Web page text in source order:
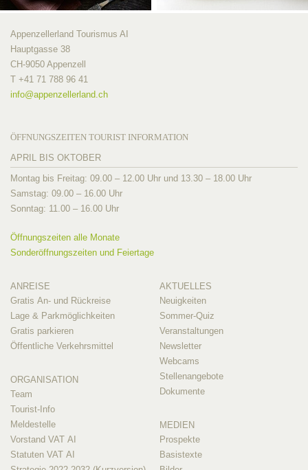
Appenzellerland Tourismus AI
Hauptgasse 38
CH-9050 Appenzell
T +41 71 788 96 41
info@appenzellerland.ch
ÖFFNUNGSZEITEN TOURIST INFORMATION
APRIL BIS OKTOBER
Montag bis Freitag: 09.00 – 12.00 Uhr und 13.30 – 18.00 Uhr
Samstag: 09.00 – 16.00 Uhr
Sonntag: 11.00 – 16.00 Uhr
Öffnungszeiten alle Monate
Sonderöffnungszeiten und Feiertage
ANREISE
Gratis An- und Rückreise
Lage & Parkmöglichkeiten
Gratis parkieren
Öffentliche Verkehrsmittel
ORGANISATION
Team
Tourist-Info
Meldestelle
Vorstand VAT AI
Statuten VAT AI
AKTUELLES
Neuigkeiten
Sommer-Quiz
Veranstaltungen
Newsletter
Webcams
Stellenangebote
Dokumente
MEDIEN
Prospekte
Basistexte